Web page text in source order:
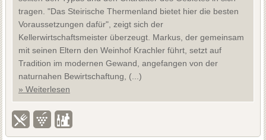
tragen. "Das Steirische Thermenland bietet hier die besten
Voraussetzungen dafür", zeigt sich der
Kellerwirtschaftsmeister überzeugt. Markus, der gemeinsam
mit seinen Eltern den Weinhof Krachler führt, setzt auf
Tradition im modernen Gewand, angefangen von der
naturnahen Bewirtschaftung, (...)
» Weiterlesen